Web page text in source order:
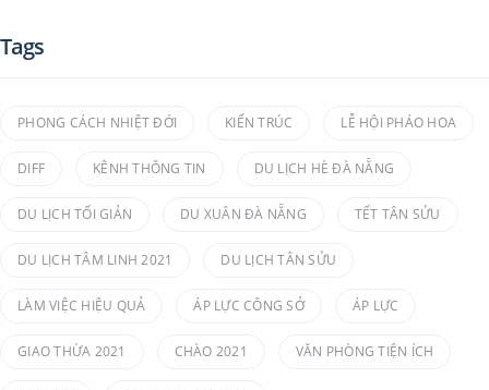
Tags
PHONG CÁCH NHIỆT ĐỚI KIẾN TRÚC LỄ HỘI PHÁO HOA
DIFF KÊNH THÔNG TIN DU LỊCH HÈ ĐÀ NẴNG
DU LỊCH TỐI GIẢN DU XUÂN ĐÀ NẴNG TẾT TÂN SỬU
DU LỊCH TÂM LINH 2021 DU LỊCH TÂN SỬU
LÀM VIỆC HIỆU QUẢ ÁP LỰC CÔNG SỞ ÁP LỰC
GIAO THỪA 2021 CHÀO 2021 VĂN PHÒNG TIỆN ÍCH